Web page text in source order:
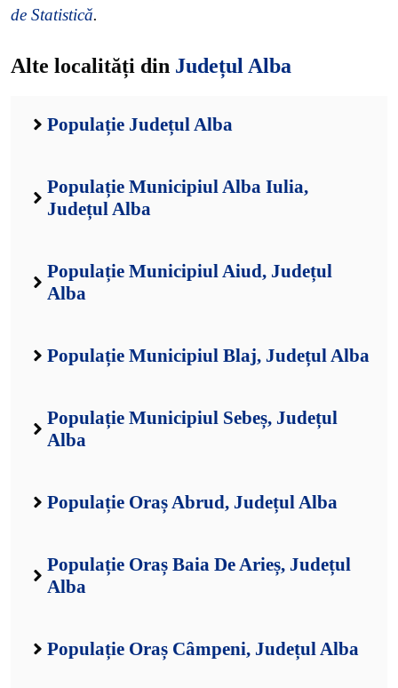
de Statistică.
Alte localități din Județul Alba
Populație Județul Alba
Populație Municipiul Alba Iulia,
Județul Alba
Populație Municipiul Aiud, Județul
Alba
Populație Municipiul Blaj, Județul Alba
Populație Municipiul Sebeș, Județul
Alba
Populație Oraș Abrud, Județul Alba
Populație Oraș Baia De Arieș, Județul
Alba
Populație Oraș Câmpeni, Județul Alba